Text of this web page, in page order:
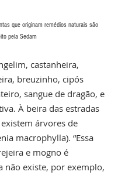
que originam remédios naturais são
pela Sedam
castanheira,
breuzinho, cipós
sangue de dragão, e
À beira das estradas
árvores de
macrophylla). “Essa
e mogno é
não existe, por exemplo,